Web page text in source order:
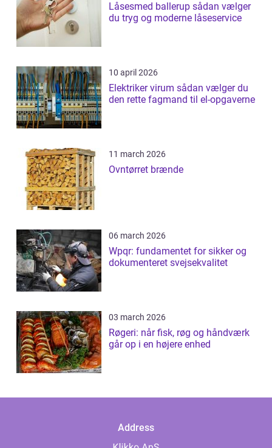
Låsesmed ballerup sådan vælger
du tryg og moderne låseservice
10 april 2026
Elektriker virum sådan vælger du
den rette fagmand til el-opgaverne
11 march 2026
Ovntørret brænde
06 march 2026
Wpqr: fundamentet for sikker og
dokumenteret svejsekvalitet
03 march 2026
Røgeri: når fisk, røg og håndværk
går op i en højere enhed
Address